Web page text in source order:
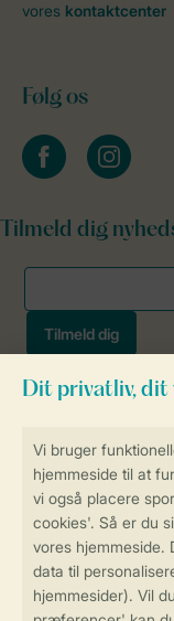
Få en
Sikker
Sikker betaling
vores kontaktcenter
Følg os
facebookinstagram
Tilmeld dig